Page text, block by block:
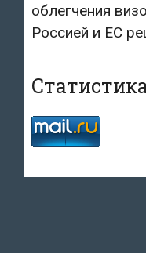
облегчения
Россией и ЕС